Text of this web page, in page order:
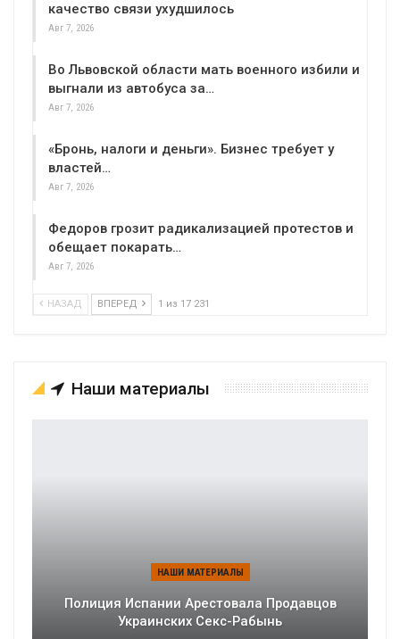
качество связи ухудшилось
Авг 7, 2026
Во Львовской области мать военного избили и
выгнали из автобуса за…
Авг 7, 2026
«Бронь, налоги и деньги». Бизнес требует у
властей…
Авг 7, 2026
Федоров грозит радикализацией протестов и
обещает покарать…
Авг 7, 2026
НАЗАД ВПЕРЕД 1 из 17 231
Наши материалы
НАШИ МАТЕРИАЛЫ
Полиция Испании Арестовала Продавцов
Украинских Секс-Рабынь